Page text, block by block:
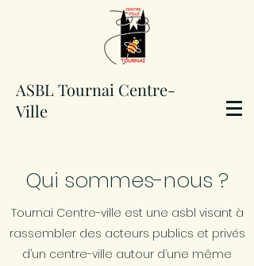
ASBL Tournai Centre-
Ville
Qui sommes-nous ?
Tournai Centre-ville est une asbl visant à
rassembler des acteurs publics et privés
d’un centre-ville autour d’une même